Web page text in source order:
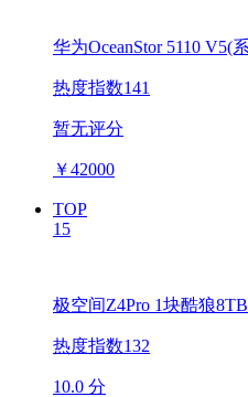
华为OceanStor 5110 V5(
热度指数141
暂无评分
￥42000
TOP
15
极空间Z4Pro 1块酷狼
热度指数132
10.0 分